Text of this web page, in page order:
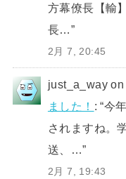
方幕僚長【輸
長…”
2月 7, 20:45
just_a_way on
ました！ : “今
されますね。
送、…”
2月 7, 19:43